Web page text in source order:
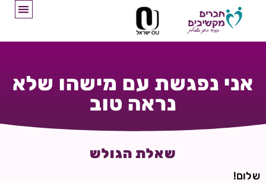
אני נפגשת עם מישהו שלא
נראה טוב
שאלת הגולש
שלום!